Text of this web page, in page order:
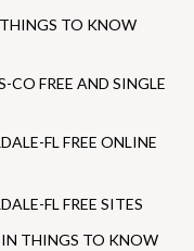
TO KNOW
FREE AND SINGLE
FL FREE ONLINE
FL FREE SITES
THINGS TO KNOW